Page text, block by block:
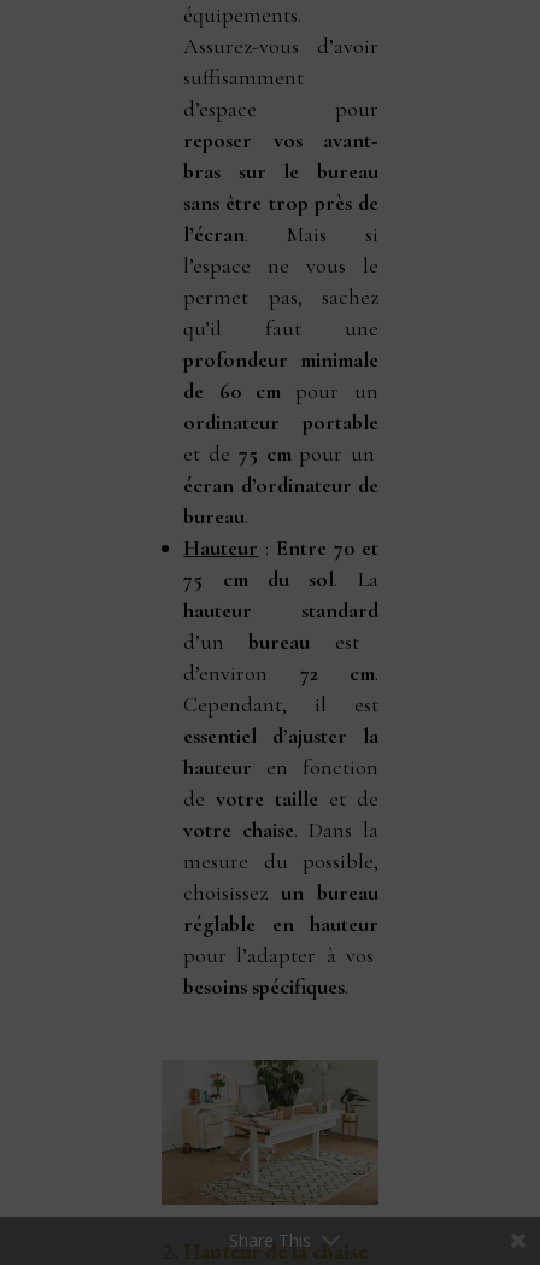
équipements.
Assurez-vous d’avoir
suffisamment
d’espace pour
reposer vos avant-
bras sur le bureau
sans être trop près de
l’écran. Mais si
l’espace ne vous le
permet pas, sachez
qu’il faut une
profondeur minimale
de 60 cm pour un
ordinateur portable
et de 75 cmpour un
écran d’ordinateur de
bureau.
Hauteur : Entre 70 et
75 cm du sol. La
hauteur standard
d’unbureau est
d’environ 72 cm.
Cependant, il est
essentiel d’ajuster la
hauteur en fonction
devotre taille et de
votre chaise. Dans la
mesure du possible,
choisissez un bureau
réglable en hauteur
pour l’adapter à vos
besoins spécifiques.
Hauteur de la chaise
Share This